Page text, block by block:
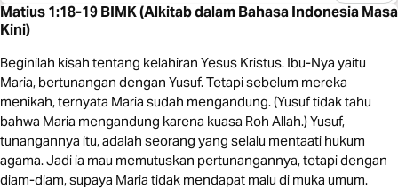
Matius 1:18-19 BIMK (Alkitab dalam Bahasa Indonesia Masa
Kini)
Beginilah kisah tentang kelahiran Yesus Kristus. Ibu-Nya yaitu
Maria, bertunangan dengan Yusuf. Tetapi sebelum mereka
menikah, ternyata Maria sudah mengandung. (Yusuf tidak tahu
bahwa Maria mengandung karena kuasa Roh Allah.) Yusuf,
tunangannya itu, adalah seorang yang selalu mentaati hukum
agama. Jadi ia mau memutuskan pertunangannya, tetapi dengan
diam-diam, supaya Maria tidak mendapat malu di muka umum.